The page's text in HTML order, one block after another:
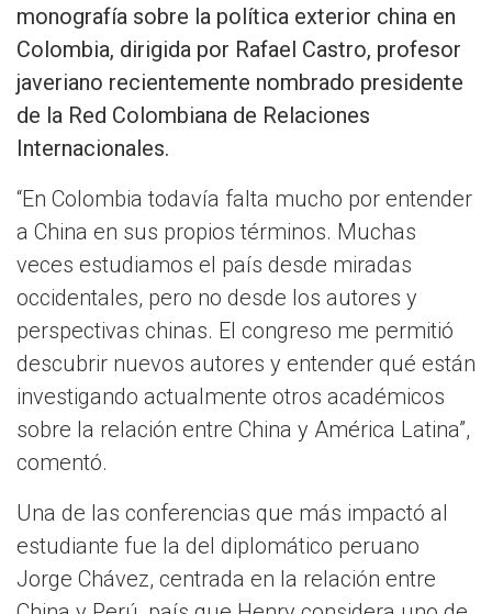
monografía sobre la política exterior china en
Colombia, dirigida por Rafael Castro, profesor
javeriano recientemente nombrado presidente
de la Red Colombiana de Relaciones
Internacionales.
“En Colombia todavía falta mucho por entender
a China en sus propios términos. Muchas
veces estudiamos el país desde miradas
occidentales, pero no desde los autores y
perspectivas chinas. El congreso me permitió
descubrir nuevos autores y entender qué están
investigando actualmente otros académicos
sobre la relación entre China y América Latina”,
comentó.
Una de las conferencias que más impactó al
estudiante fue la del diplomático peruano
Jorge Chávez, centrada en la relación entre